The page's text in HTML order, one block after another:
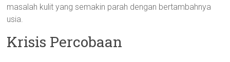
masalah kulit yang semakin parah dengan bertambahnya
usia.
Krisis Percobaan